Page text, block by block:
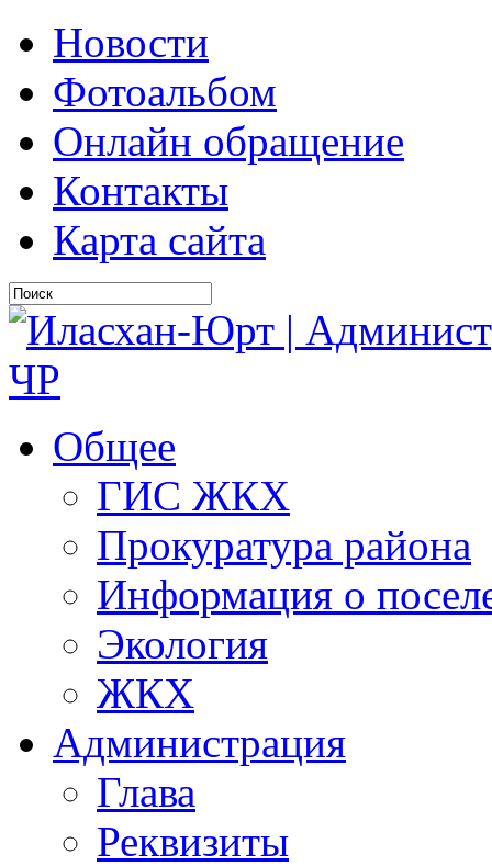
Новости
Фотоальбом
Онлайн обращение
Контакты
Карта сайта
Общее
ГИС ЖКХ
Прокуратура района
Информация о
Экология
ЖКХ
Администрация
Глава
Реквизиты